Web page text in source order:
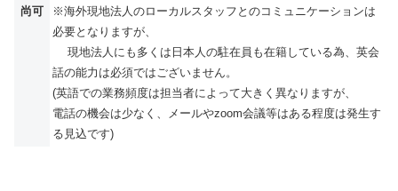
尚可
※海外現地法人のローカルスタッフとのコミュニケーションは
必要となりますが、
現地法人にも多くは日本人の駐在員も在籍している為、英会
話の能力は必須ではございません。
(英語での業務頻度は担当者によって大きく異なりますが、
電話の機会は少なく、メールやzoom会議等はある程度は発生す
る見込です)